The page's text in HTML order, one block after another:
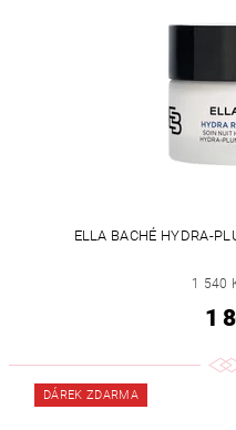
ELLA BACHÉ HYDRA-
1 540
1
DÁREK ZDARMA